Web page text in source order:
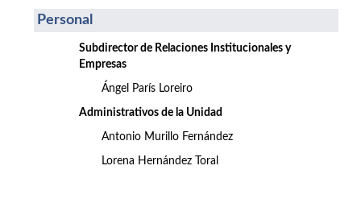
Personal
Subdirector de Relaciones Institucionales y
Empresas
Ángel París Loreiro
Administrativos de la Unidad
Antonio Murillo Fernández
Lorena Hernández Toral